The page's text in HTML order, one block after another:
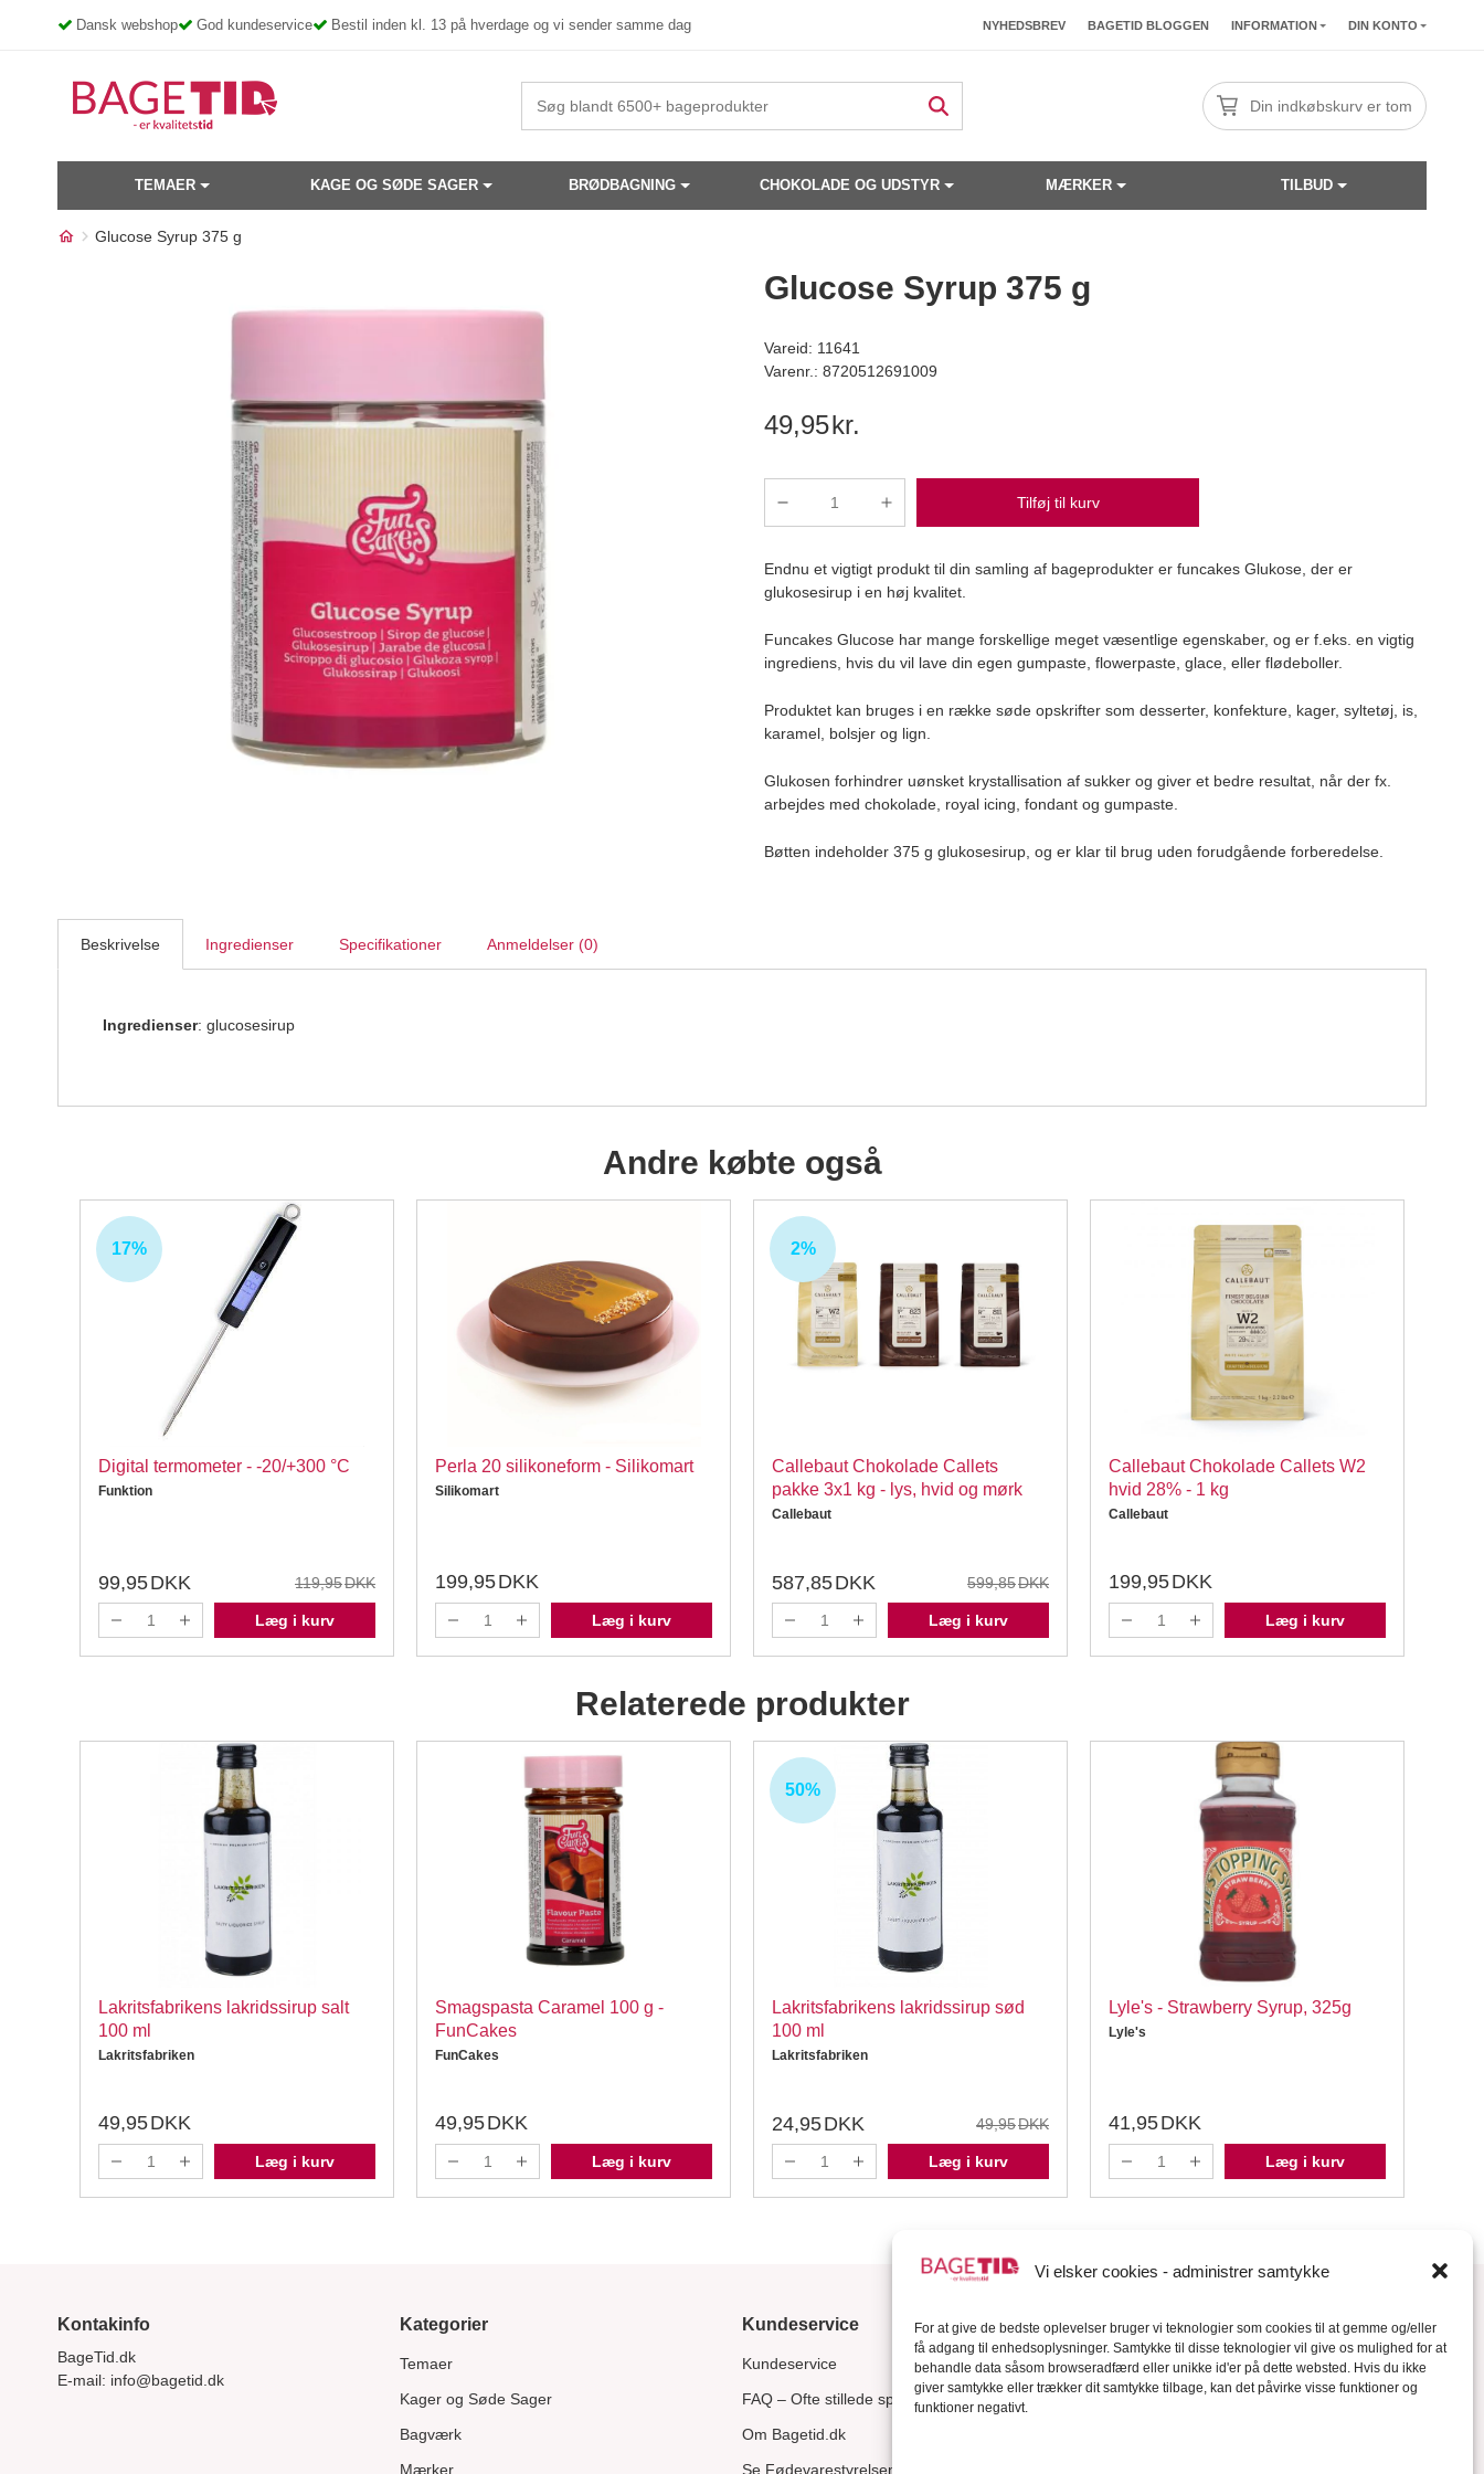
Vi elsker cookies - administrer samtykke
For at give de bedste oplevelser bruger vi teknologier som cookies til at gemme og/eller
få adgang til enhedsoplysninger. Samtykke til disse teknologier vil give os mulighed for at
behandle data såsom browseradfærd eller unikke id'er på dette websted. Hvis du ikke
giver samtykke eller trækker dit samtykke tilbage, kan det påvirke visse funktioner og
funktioner negativt.
Dansk webshop God kundeservice Bestil inden kl. 13 på hverdage og vi sender samme dag NYHEDSBREV BAGETID BLOGGEN INFORMATION DIN KONTO
Din indkøbskurv er tom
TEMAER KAGE OG SØDE SAGER BRØDBAGNING CHOKOLADE OG UDSTYR MÆRKER TILBUD
Glucose Syrup 375 g
Måske kunne nogle af disse produkter have din interesse?
Callebaut ChocoCubes Mælk 250g
Læg i kurv
Glucose Syrup 375 g
Vareid: 11641
Varenr.: 8720512691009
49,95kr.
Tilføj til kurv
Endnu et vigtigt produkt til din samling af bageprodukter er funcakes Glukose, der er
glukosesirup i en høj kvalitet.
Funcakes Glucose har mange forskellige meget væsentlige egenskaber, og er f.eks. en vigtig
ingrediens, hvis du vil lave din egen gumpaste, flowerpaste, glace, eller flødeboller.
Produktet kan bruges i en række søde opskrifter som desserter, konfekture, kager, syltetøj, is,
karamel, bolsjer og lign.
Glukosen forhindrer uønsket krystallisation af sukker og giver et bedre resultat, når der fx.
arbejdes med chokolade, royal icing, fondant og gumpaste.
Bøtten indeholder 375 g glukosesirup, og er klar til brug uden forudgående forberedelse.
Beskrivelse Ingredienser Specifikationer Anmeldelser (0)
Ingredienser: glucosesirup
Andre købte også
17%
Digital termometer - -20/+300 °C
Funktion
119,95DKK
99,95DKK
Læg i kurv
Perla 20 silikoneform - Silikomart
Silikomart
199,95DKK
Læg i kurv
2%
Callebaut Chokolade Callets
pakke 3x1 kg - lys, hvid og mørk
Callebaut
599,85DKK
587,85DKK
Læg i kurv
Callebaut Chokolade Callets W2
hvid 28% - 1 kg
Callebaut
199,95DKK
Læg i kurv
Relaterede produkter
Lakritsfabrikens lakridssirup salt
100 ml
Lakritsfabriken
49,95DKK
Læg i kurv
Smagspasta Caramel 100 g -
FunCakes
FunCakes
49,95DKK
Læg i kurv
50%
Lakritsfabrikens lakridssirup sød
100 ml
Lakritsfabriken
49,95DKK
24,95DKK
Læg i kurv
Lyle's - Strawberry Syrup, 325g
Lyle's
41,95DKK
Læg i kurv
Kontakinfo
BageTid.dk
E-mail: info@bagetid.dk
Kategorier
Temaer
Kager og Søde Sager
Bagværk
Mærker
Kundeservice
Kundeservice
FAQ – Ofte stillede spørgsmål
Om Bagetid.dk
Se Fødevarestyrelsens smiley-rapporter